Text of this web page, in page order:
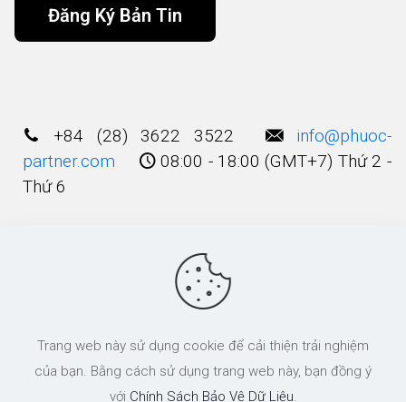
+84 (28) 3622 3522
info@phuoc-
partner.com
08:00 - 18:00 (GMT+7) Thứ 2 -
Thứ 6
© 2003 - 2025 Bản quyền thuộc về Công Ty
Luật TNHH Phước và Các cộng Sự
Trang web này sử dụng cookie để cải thiện trải nghiệm
của bạn. Bằng cách sử dụng trang web này, bạn đồng ý
với Chính Sách Bảo Vệ Dữ Liệu.